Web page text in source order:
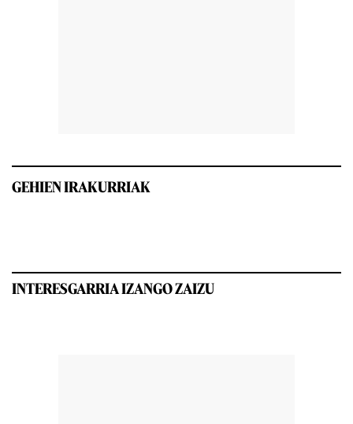
GEHIEN IRAKURRIAK
INTERESGARRIA IZANGO ZAIZU